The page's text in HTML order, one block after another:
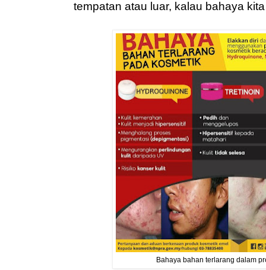
tempatan atau luar, kalau bahaya
Bahaya bahan terlarang dalam